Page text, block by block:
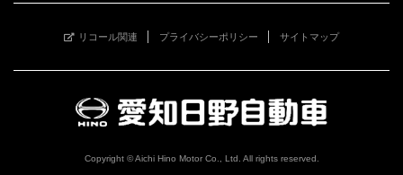
リコール関連 プライバシーポリシー サイトマップ
Copyright © Aichi Hino Motor Co., Ltd. All rights reserved.